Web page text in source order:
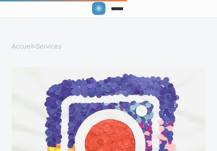
Accueil›Services